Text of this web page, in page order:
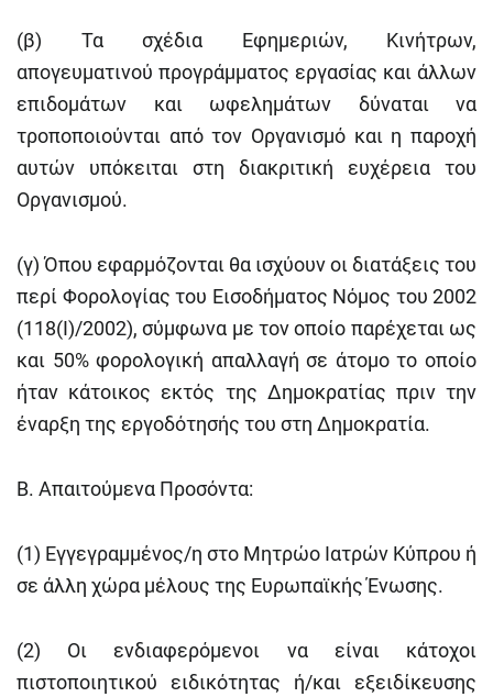
(β) Τα σχέδια Εφημεριών, Κινήτρων,
απογευματινού προγράμματος εργασίας και άλλων
επιδομάτων και ωφελημάτων δύναται να
τροποποιούνται από τον Οργανισμό και η παροχή
αυτών υπόκειται στη διακριτική ευχέρεια του
Οργανισμού.
(γ) Όπου εφαρμόζονται θα ισχύουν οι διατάξεις του
περί Φορολογίας του Εισοδήματος Νόμος του 2002
(118(I)/2002), σύμφωνα με τον οποίο παρέχεται ως
και 50% φορολογική απαλλαγή σε άτομο το οποίο
ήταν κάτοικος εκτός της Δημοκρατίας πριν την
έναρξη της εργοδότησής του στη Δημοκρατία.
Β. Απαιτούμενα Προσόντα:
(1) Εγγεγραμμένος/η στο Μητρώο Ιατρών Κύπρου ή
σε άλλη χώρα μέλους της Ευρωπαϊκής Ένωσης.
(2) Οι ενδιαφερόμενοι να είναι κάτοχοι
πιστοποιητικού ειδικότητας ή/και εξειδίκευσης